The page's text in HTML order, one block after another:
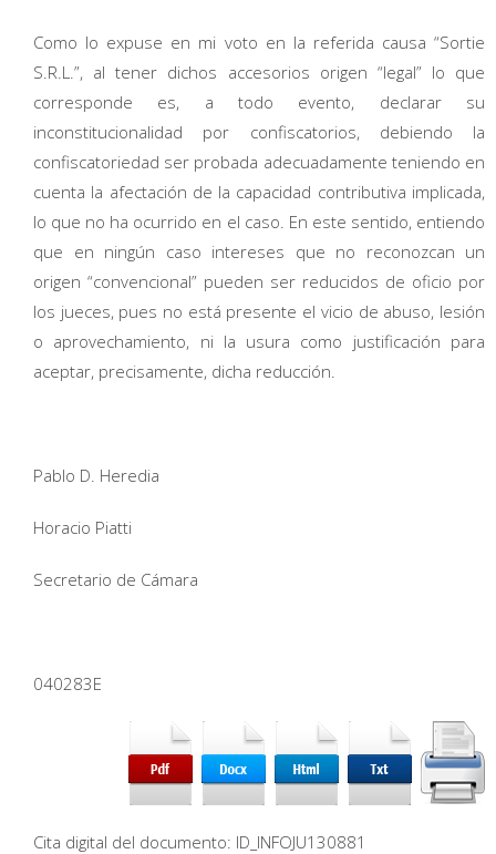
Como lo expuse en mi voto en la referida causa “Sortie
S.R.L.”, al tener dichos accesorios origen “legal” lo que
corresponde es, a todo evento, declarar su
inconstitucionalidad por confiscatorios, debiendo la
confiscatoriedad ser probada adecuadamente teniendo en
cuenta la afectación de la capacidad contributiva implicada,
lo que no ha ocurrido en el caso. En este sentido, entiendo
que en ningún caso intereses que no reconozcan un
origen “convencional” pueden ser reducidos de oficio por
los jueces, pues no está presente el vicio de abuso, lesión
o aprovechamiento, ni la usura como justificación para
aceptar, precisamente, dicha reducción.
Pablo D. Heredia
Horacio Piatti
Secretario de Cámara
040283E
Cita digital del documento: ID_INFOJU130881